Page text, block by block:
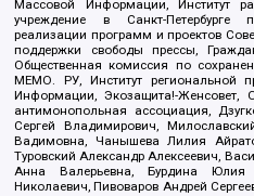
Массовой Информации, Институт
учреждение в Санкт-Петербурге
реализации программ и проектов
поддержки свободы прессы,
Общественная комиссия по
МЕМО. РУ, Институт региональной
Информации, Экозащита!-Женсовет,
антимонопольная ассоциация,
Сергей Владимирович,
Вадимовна, Чанышева Лилия
Туровский Александр Алексеевич,
Анна Валерьевна, Бурдина Юлия
Николаевич, Пивоваров Андрей